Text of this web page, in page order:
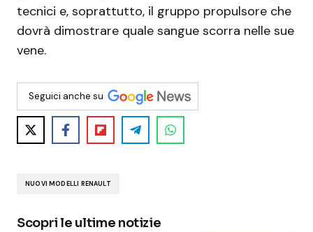
tecnici e, soprattutto, il gruppo propulsore che
dovrà dimostrare quale sangue scorra nelle sue
vene.
Seguici anche su
NUOVI MODELLI RENAULT
Scopri le ultime notizie